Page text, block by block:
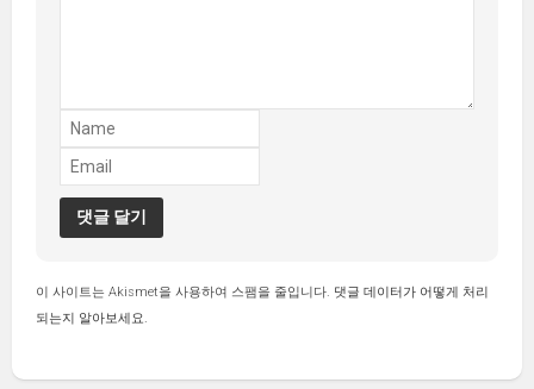
이 사이트는 Akismet을 사용하여 스팸을 줄입니다. 댓글 데이터가 어떻게 처리
되는지 알아보세요.